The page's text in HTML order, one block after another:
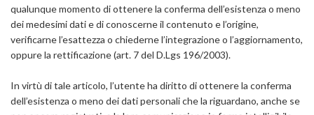
qualunque momento di ottenere la conferma dell’esistenza o meno
dei medesimi dati e di conoscerne il contenuto e l’origine,
verificarne l’esattezza o chiederne l’integrazione o l’aggiornamento,
oppure la rettificazione (art. 7 del D.Lgs 196/2003).
In virtù di tale articolo, l’utente ha diritto di ottenere la conferma
dell’esistenza o meno dei dati personali che la riguardano, anche se